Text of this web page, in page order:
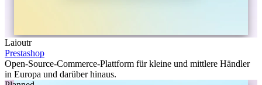
Laioutr
Prestashop
Open-Source-Commerce-Plattform für kleine und mittlere Händler
in Europa und darüber hinaus.